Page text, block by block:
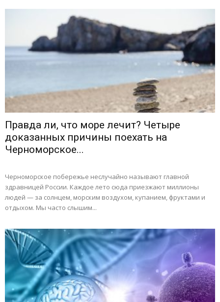
Правда ли, что море лечит? Четыре
доказанных причины поехать на
Черноморское...
Черноморское побережье неслучайно называют главной
здравницей России. Каждое лето сюда приезжают миллионы
людей — за солнцем, морским воздухом, купанием, фруктами и
отдыхом. Мы часто слышим...